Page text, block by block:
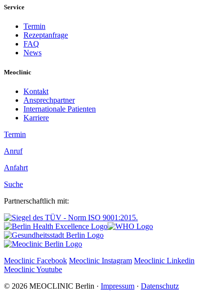
Service
Termin
Rezeptanfrage
FAQ
News
Meoclinic
Kontakt
Ansprechpartner
Internationale Patienten
Karriere
Termin
Anruf
Anfahrt
Suche
Partnerschaftlich mit:
Meoclinic Facebook Meoclinic Instagram Meoclinic Linkedin
Meoclinic Youtube
© 2026 MEOCLINIC Berlin · Impressum · Datenschutz